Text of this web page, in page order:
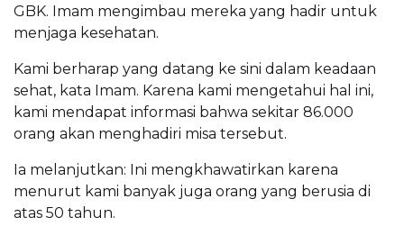
GBK. Imam mengimbau mereka yang hadir untuk
menjaga kesehatan.
Kami berharap yang datang ke sini dalam keadaan
sehat, kata Imam. Karena kami mengetahui hal ini,
kami mendapat informasi bahwa sekitar 86.000
orang akan menghadiri misa tersebut.
Ia melanjutkan: Ini mengkhawatirkan karena
menurut kami banyak juga orang yang berusia di
atas 50 tahun.